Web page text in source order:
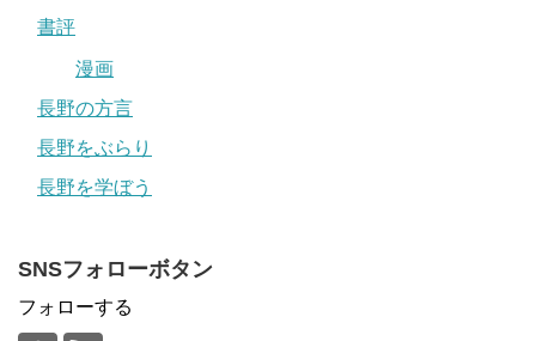
書評
漫画
長野の方言
長野をぶらり
長野を学ぼう
SNSフォローボタン
フォローする